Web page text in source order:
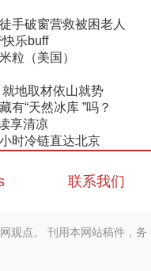
手破窗营救被困老人
乐buff
粒（美国）
地取材依山就势
有“天然冰库 ”吗？
享清凉
时冷链直达北京
联系我们
观点。 刊用本网站稿件，务